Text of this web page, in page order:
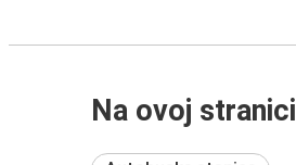
Na ovoj stranici